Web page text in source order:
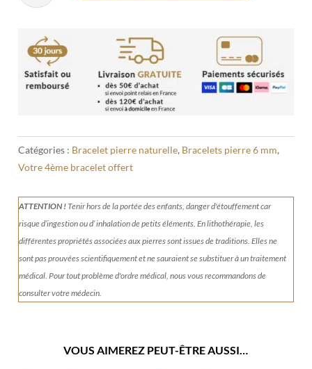
Bracelet
peau
de
serpent
Catégories : Bracelet pierre naturelle, Bracelets pierre 6 mm,
Votre 4ème bracelet offert
ATTENTION !Tenirhors de la portée des enfants, danger d'étouffement car
risque d’ingestion ou d’ inhalation de petits éléments.En lithothérapie, les
différentes propriétés associées aux pierres sont issues de traditions. Elles ne
sont pas prouvées scientifiquement et ne sauraient se substituer à un traitement
médical. Pour tout problème d'ordre médical, nous vous recommandons de
consulter votre médecin.
VOUS AIMEREZ PEUT-ÊTRE AUSSI…